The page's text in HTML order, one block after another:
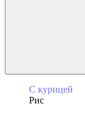
С курицей
Рис